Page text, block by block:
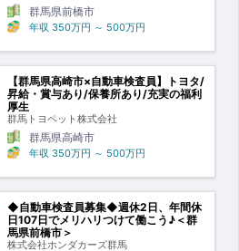
群馬県前橋市
年収 350万円 ～ 500万円
【群馬県高崎市×自動車検査員】トヨタ/
昇給・賞与あり/保養所あり/充実の福利
厚生
群馬トヨペット株式会社
群馬県高崎市
年収 350万円 ～ 500万円
◆自動車検査員募集◆週休2日、年間休
日107日でメリハリつけて働こう♪＜群
馬県前橋市＞
株式会社ホンダカーズ群馬